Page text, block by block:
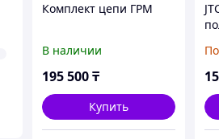
Комплект цепи ГРМ
В наличии
195 500₸
Купить